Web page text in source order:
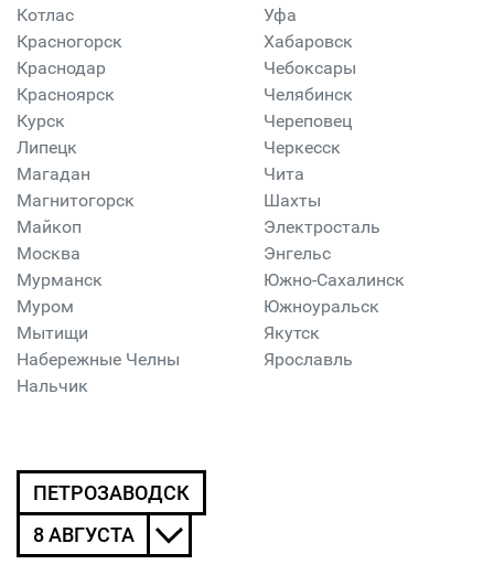
Котлас
Красногорск
Краснодар
Красноярск
Курск
Липецк
Магадан
Магнитогорск
Майкоп
Москва
Мурманск
Муром
Мытищи
Набережные Челны
Нальчик
Уфа
Хабаровск
Чебоксары
Челябинск
Череповец
Черкесск
Чита
Шахты
Электросталь
Энгельс
Южно-Сахалинск
Южноуральск
Якутск
Ярославль
ПЕТРОЗАВОДСК
8 АВГУСТА